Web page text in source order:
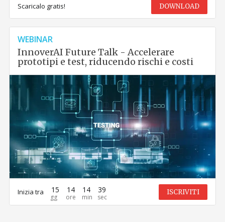
Scaricalo gratis! DOWNLOAD
WEBINAR
InnoverAI Future Talk - Accelerare
prototipi e test, riducendo rischi e costi
Inizia tra 15 14 14 39 ISCRIVITI